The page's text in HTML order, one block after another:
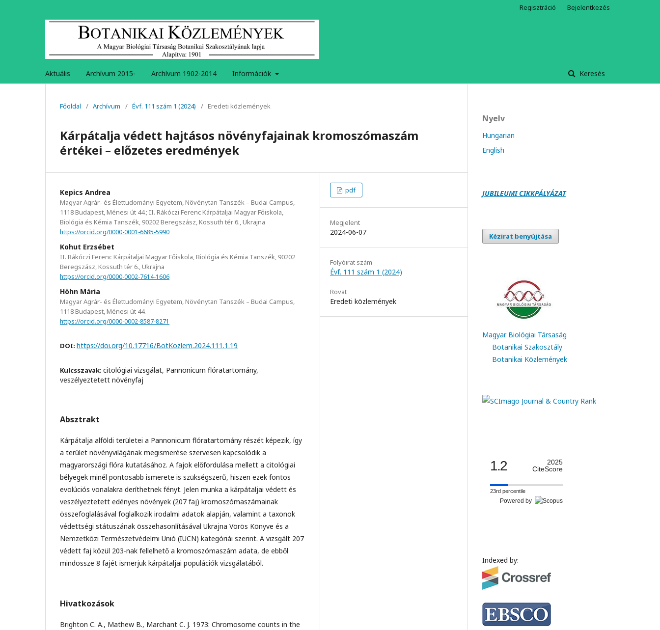
Aktuális Archívum 2015- Archívum 1902-2014 Információk Keresés
Regisztráció Bejelentkezés
Főoldal / Archívum / Évf. 111 szám 1 (2024) / Eredeti közlemények
Kárpátalja védett hajtásos növényfajainak kromoszómaszám
értékei – előzetes eredmények
Kepics Andrea
Magyar Agrár- és Élettudományi Egyetem, Növénytan Tanszék – Budai Campus,
1118 Budapest, Ménesi út 44.; II. Rákóczi Ferenc Kárpátaljai Magyar Főiskola,
Biológia és Kémia Tanszék, 90202 Beregszász, Kossuth tér 6., Ukrajna
https://orcid.org/0000-0001-6685-5990
Kohut Erzsébet
II. Rákóczi Ferenc Kárpátaljai Magyar Főiskola, Biológia és Kémia Tanszék, 90202
Beregszász, Kossuth tér 6., Ukrajna
https://orcid.org/0000-0002-7614-1606
Höhn Mária
Magyar Agrár- és Élettudományi Egyetem, Növénytan Tanszék – Budai Campus,
1118 Budapest, Ménesi út 44.
https://orcid.org/0000-0002-8587-8271
DOI: https://doi.org/10.17716/BotKozlem.2024.111.1.19
Kulcsszavak: citológiai vizsgálat, Pannonicum flóratartomány,
veszélyeztetett növényfaj
Absztrakt
Kárpátalja alföldi területei a Pannonicum flóratartomány részét képezik, így
a terület növényvilágának megismerése szervesen kapcsolódik a
magyarországi flóra kutatásához. A fajok előfordulása mellett a citológiai
bélyegek minél pontosabb ismerete is szükségszerű, hiszen ezek fontos
evolúciós vonalakra deríthetnek fényt. Jelen munka a kárpátaljai védett és
veszélyeztetett edényes növények (207 faj) kromoszómaszámainak
összefoglalásával foglalkozik irodalmi adatok alapján, valamint a taxonok
védettségi státuszának összehasonlításával Ukrajna Vörös Könyve és a
Nemzetközi Természetvédelmi Unió (IUCN) kategóriái szerint. A vizsgált 207
védett faj közül 203-nak fellelhető a kromoszómaszám adata, de ebből
mindössze 8 fajét ismerjük kárpátaljai populációk vizsgálatából.
Hivatkozások
Brighton C. A., Mathew B., Marchant C. J. 1973: Chromosome counts in the
pdf
Megjelent
2024-06-07
Folyóirat szám
Évf. 111 szám 1 (2024)
Rovat
Eredeti közlemények
Nyelv
Hungarian
English
JUBILEUMI CIKKPÁLYÁZAT
Kézirat benyújtása
Magyar Biológiai Társaság
Botanikai Szakosztály
Botanikai Közlemények
1.2
2025
CiteScore
23rd percentile
Powered by
Indexed by: